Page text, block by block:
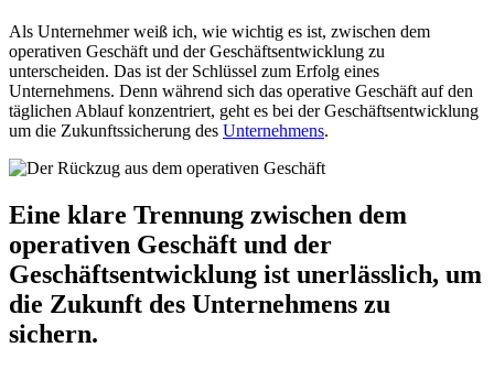
Als Unternehmer weiß ich, wie wichtig es ist, zwischen dem
operativen Geschäft und der Geschäftsentwicklung zu
unterscheiden. Das ist der Schlüssel zum Erfolg eines
Unternehmens. Denn während sich das operative Geschäft auf den
täglichen Ablauf konzentriert, geht es bei der Geschäftsentwicklung
um die Zukunftssicherung des Unternehmens.
Eine klare Trennung zwischen dem
operativen Geschäft und der
Geschäftsentwicklung ist unerlässlich, um
die Zukunft des Unternehmens zu
sichern.